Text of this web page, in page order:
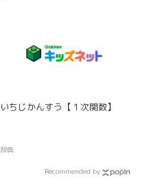
いちじかんすう【１次関数】
辞典
Recommended by